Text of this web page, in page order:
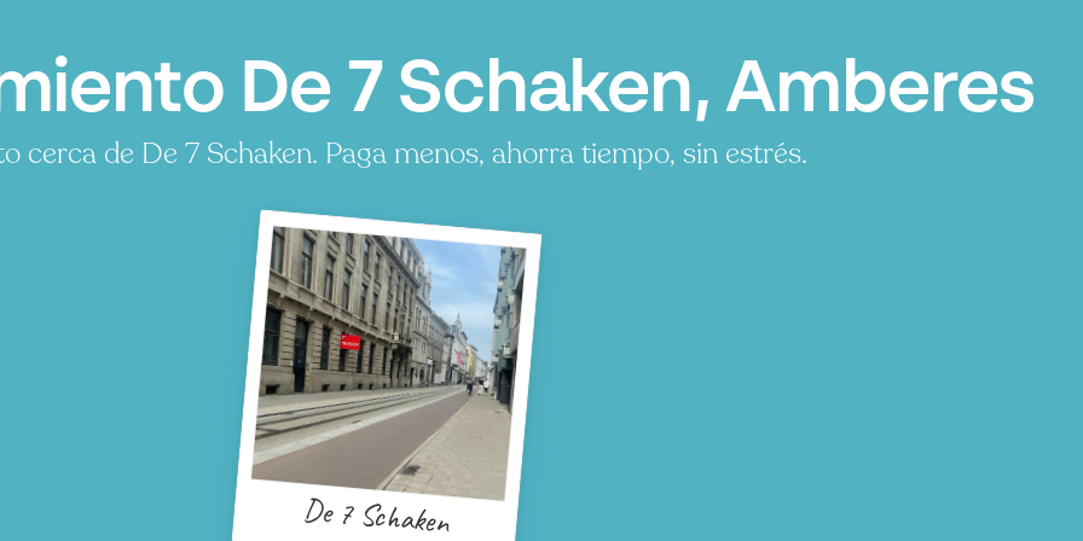
De 7 Schaken, Amberes
cerca de De 7 Schaken. Paga menos, ahorra tiempo, sin estrés.
De 7 Schaken